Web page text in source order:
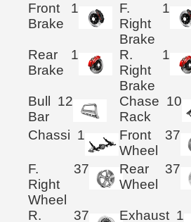
Front
Brake
1
F.
Right
Brake
1
Rear
Brake
1
R.
Right
Brake
1
Bull
Bar
12
Chase
Rack
10
Chassi 1
Front
Wheel
37
F.
Right
Wheel
37
Rear
Wheel
37
R. 37 Exhaust 1